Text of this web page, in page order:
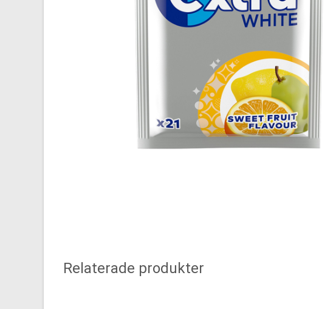
Relaterade produkter